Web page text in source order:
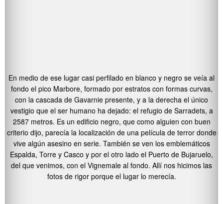
En medio de ese lugar casi perfilado en blanco y negro se veía al
fondo el pico Marbore, formado por estratos con formas curvas,
con la cascada de Gavarnie presente, y a la derecha el único
vestigio que el ser humano ha dejado: el refugio de Sarradets, a
2587 metros. Es un edificio negro, que como alguien con buen
criterio dijo, parecía la localización de una película de terror donde
vive algún asesino en serie. También se ven los emblemáticos
Espalda, Torre y Casco y por el otro lado el Puerto de Bujaruelo,
del que venimos, con el Vignemale al fondo. Allí nos hicimos las
fotos de rigor porque el lugar lo merecía.